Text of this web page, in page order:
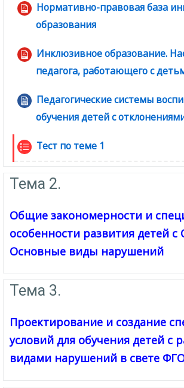
Нормативно-правовая база
образования
Файл
Инклюзивное образование.
педагога, работающего с
Педагогические системы
обучения детей с
Тест по теме 1
Тема 2.
Общие закономерности и
особенности развития детей с
Основные виды нарушений
Тема 3.
Проектирование и создание
условий для обучения детей с
видами нарушений в свете